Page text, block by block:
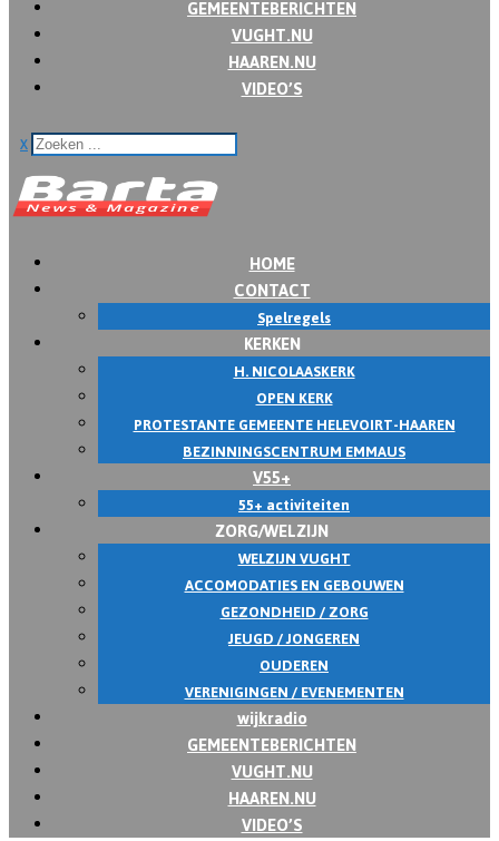
GEMEENTEBERICHTEN
VUGHT.NU
HAAREN.NU
VIDEO’S
x
HOME
CONTACT
Spelregels
KERKEN
H. NICOLAASKERK
OPEN KERK
PROTESTANTE GEMEENTE HELEVOIRT-HAAREN
BEZINNINGSCENTRUM EMMAUS
V55+
55+ activiteiten
ZORG/WELZIJN
WELZIJN VUGHT
ACCOMODATIES EN GEBOUWEN
GEZONDHEID / ZORG
JEUGD / JONGEREN
OUDEREN
VERENIGINGEN / EVENEMENTEN
wijkradio
GEMEENTEBERICHTEN
VUGHT.NU
HAAREN.NU
VIDEO’S